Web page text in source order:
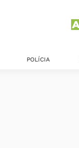
POLÍCIA